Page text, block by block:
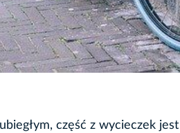
część z wycieczek